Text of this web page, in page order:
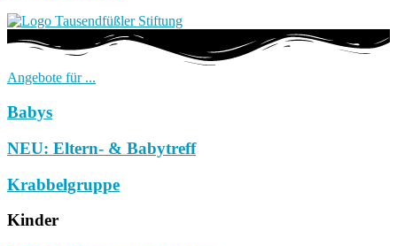
Angebote für ...
Babys
NEU: Eltern- & Babytreff
Krabbelgruppe
Kinder